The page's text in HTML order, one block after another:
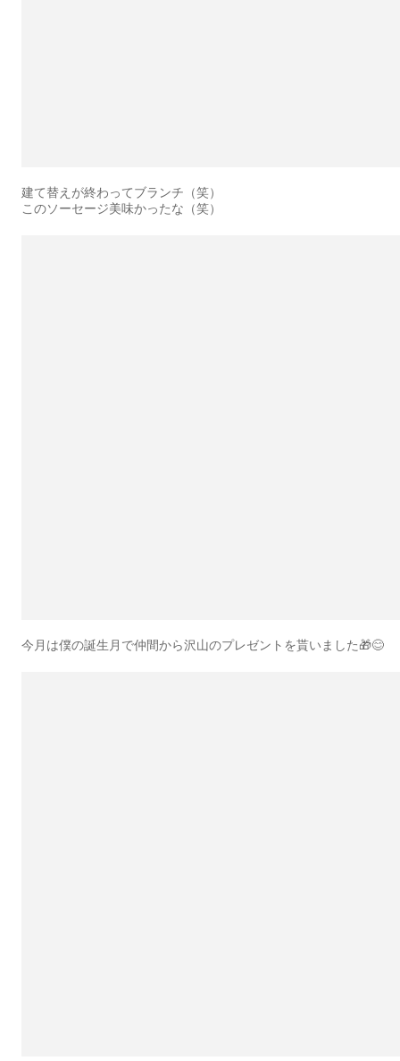
建て替えが終わってブランチ（笑）
このソーセージ美味かったな（笑）
今月は僕の誕生月で仲間から沢山のプレゼントを貰いました🎁😊